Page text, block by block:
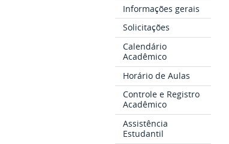
Informações gerais
Solicitações
Calendário
Acadêmico
Horário de Aulas
Controle e Registro
Acadêmico
Assistência
Estudantil